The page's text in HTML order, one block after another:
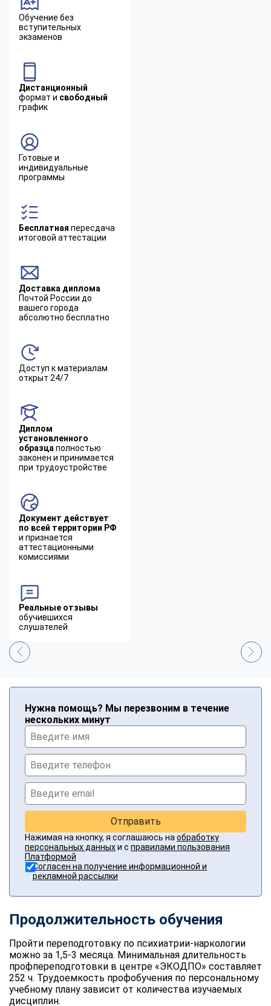
Обучение без
вступительных
экзаменов
Дистанционный
формат и свободный
график
Готовые и
индивидуальные
программы
Бесплатная пересдача
итоговой аттестации
Доставка диплома
Почтой России до
вашего города
абсолютно бесплатно
Доступ к материалам
открыт 24/7
Диплом
установленного
образца полностью
законен и принимается
при трудоустройстве
Документ действует
по всей территории РФ
и признается
аттестационными
комиссиями
Реальные отзывы
обучившихся
слушателей
Нужна помощь? Мы перезвоним в течение
нескольких минут
Отправить
Нажимая на кнопку, я соглашаюсь на обработку
персональных данныхи с правилами пользования
Платформой
Согласен на получение информационной и
рекламной рассылки
Продолжительность обучения
Пройти переподготовку по психиатрии-наркологии
можно за 1,5-3 месяца. Минимальная длительность
профпереподготовки в центре «ЭКОДПО» составляет
252 ч. Трудоемкость профобучения по персональному
учебному плану зависит от количества изучаемых
дисциплин.